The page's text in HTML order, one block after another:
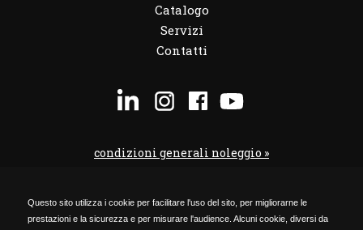
Questo sito utilizza i cookie per facilitare l'uso del sito, per migliorarne le
prestazioni e la sicurezza e per misurare l'audience. Alcuni cookie, diversi da
Catalogo
Servizi
Contatti
condizioni generali noleggio »
codice etico »
Privacy Policy »